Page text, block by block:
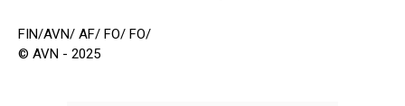
FIN/AVN/ AF/ FO/ FO/
© AVN - 2025